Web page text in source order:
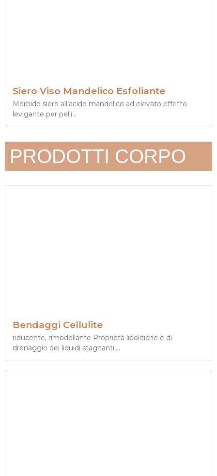
Siero Viso Mandelico Esfoliante
Morbido siero all’acido mandelico ad elevato effetto
levigante per pelli...
PRODOTTI CORPO
Bendaggi Cellulite
riducente, rimodellante Proprietà lipolitiche e di
drenaggio dei liquidi stagnanti,...